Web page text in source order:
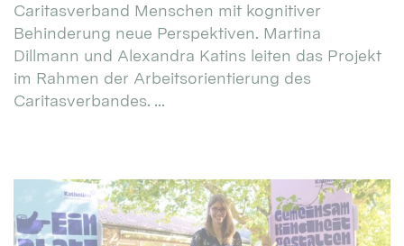
Caritasverband Menschen mit kognitiver
Behinderung neue Perspektiven. Martina
Dillmann und Alexandra Katins leiten das Projekt
im Rahmen der Arbeitsorientierung des
Caritasverbandes. ...